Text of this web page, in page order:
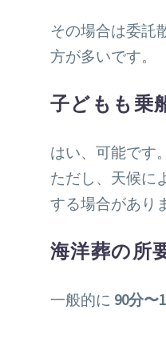
その場合は委託
方が多いです。
子どもも乗
はい、可能です。
ただし、天候に
する場合があり
海洋葬の所
一般的に 90分〜